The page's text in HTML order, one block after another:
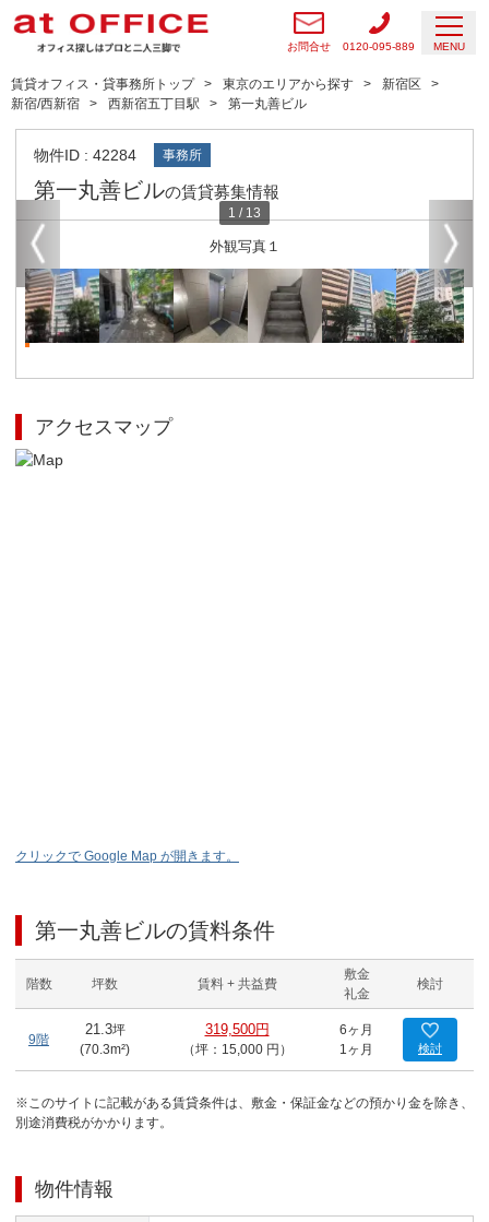
お問合せ 0120-095-889 MENU
賃貸オフィス・貸事務所トップ 東京のエリアから探す
新宿区
新宿/西新宿
西新宿五丁目駅 第一丸善ビル
物件ID : 42284 事務所
第一丸善ビルの賃貸募集情報
外観写真１
1 / 13
アクセスマップ
クリックで Google Map が開きます。
第一丸善ビルの賃料条件
階数 坪数 賃料 + 共益費
敷金
礼金
検討
9階
21.3坪
(70.3m²)
319,500円
（坪：15,000 円）
6ヶ月
1ヶ月
検討
※このサイトに記載がある賃貸条件は、敷金・保証金などの預かり金を除き、
別途消費税がかかります。
物件情報